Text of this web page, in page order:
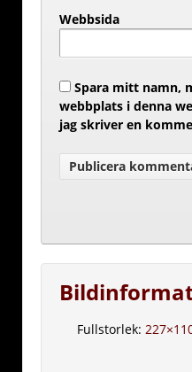
Webbsida
Spara mitt namn,
webbplats i denna
jag skriver en
Fullstorlek: